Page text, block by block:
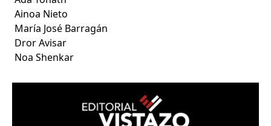
Ainoa Nieto
María José Barragán
Dror Avisar
Noa Shenkar